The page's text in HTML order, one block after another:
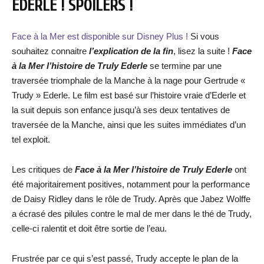
EDERLE ! SPOILERS !
Face à la Mer est disponible sur Disney Plus ! Si vous
souhaitez connaitre l’explication de la fin, lisez la suite ! Face
à la Mer l’histoire de Truly Ederle se termine par une
traversée triomphale de la Manche à la nage pour Gertrude «
Trudy » Ederle. Le film est basé sur l’histoire vraie d’Ederle et
la suit depuis son enfance jusqu’à ses deux tentatives de
traversée de la Manche, ainsi que les suites immédiates d’un
tel exploit.
Les critiques de Face à la Mer l’histoire de Truly Ederle ont
été majoritairement positives, notamment pour la performance
de Daisy Ridley dans le rôle de Trudy. Après que Jabez Wolffe
a écrasé des pilules contre le mal de mer dans le thé de Trudy,
celle-ci ralentit et doit être sortie de l’eau.
Frustrée par ce qui s’est passé, Trudy accepte le plan de la